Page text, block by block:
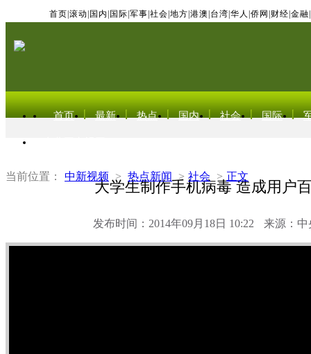
首页 滚动 国内 国际 军事 社会 地方 港澳 台湾 华人 侨网 财经 金融
首页 最新 热点 国内 社会 国际
当前位置： 中新视频 > 热点新闻 > 社会 > 正文
大学生制作手机病毒 造成用户
发布时间：2014年09月18日 10:22 来源：中